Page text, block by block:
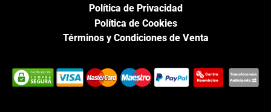
Política de Privacidad
Política de Cookies
Términos y Condiciones de Venta